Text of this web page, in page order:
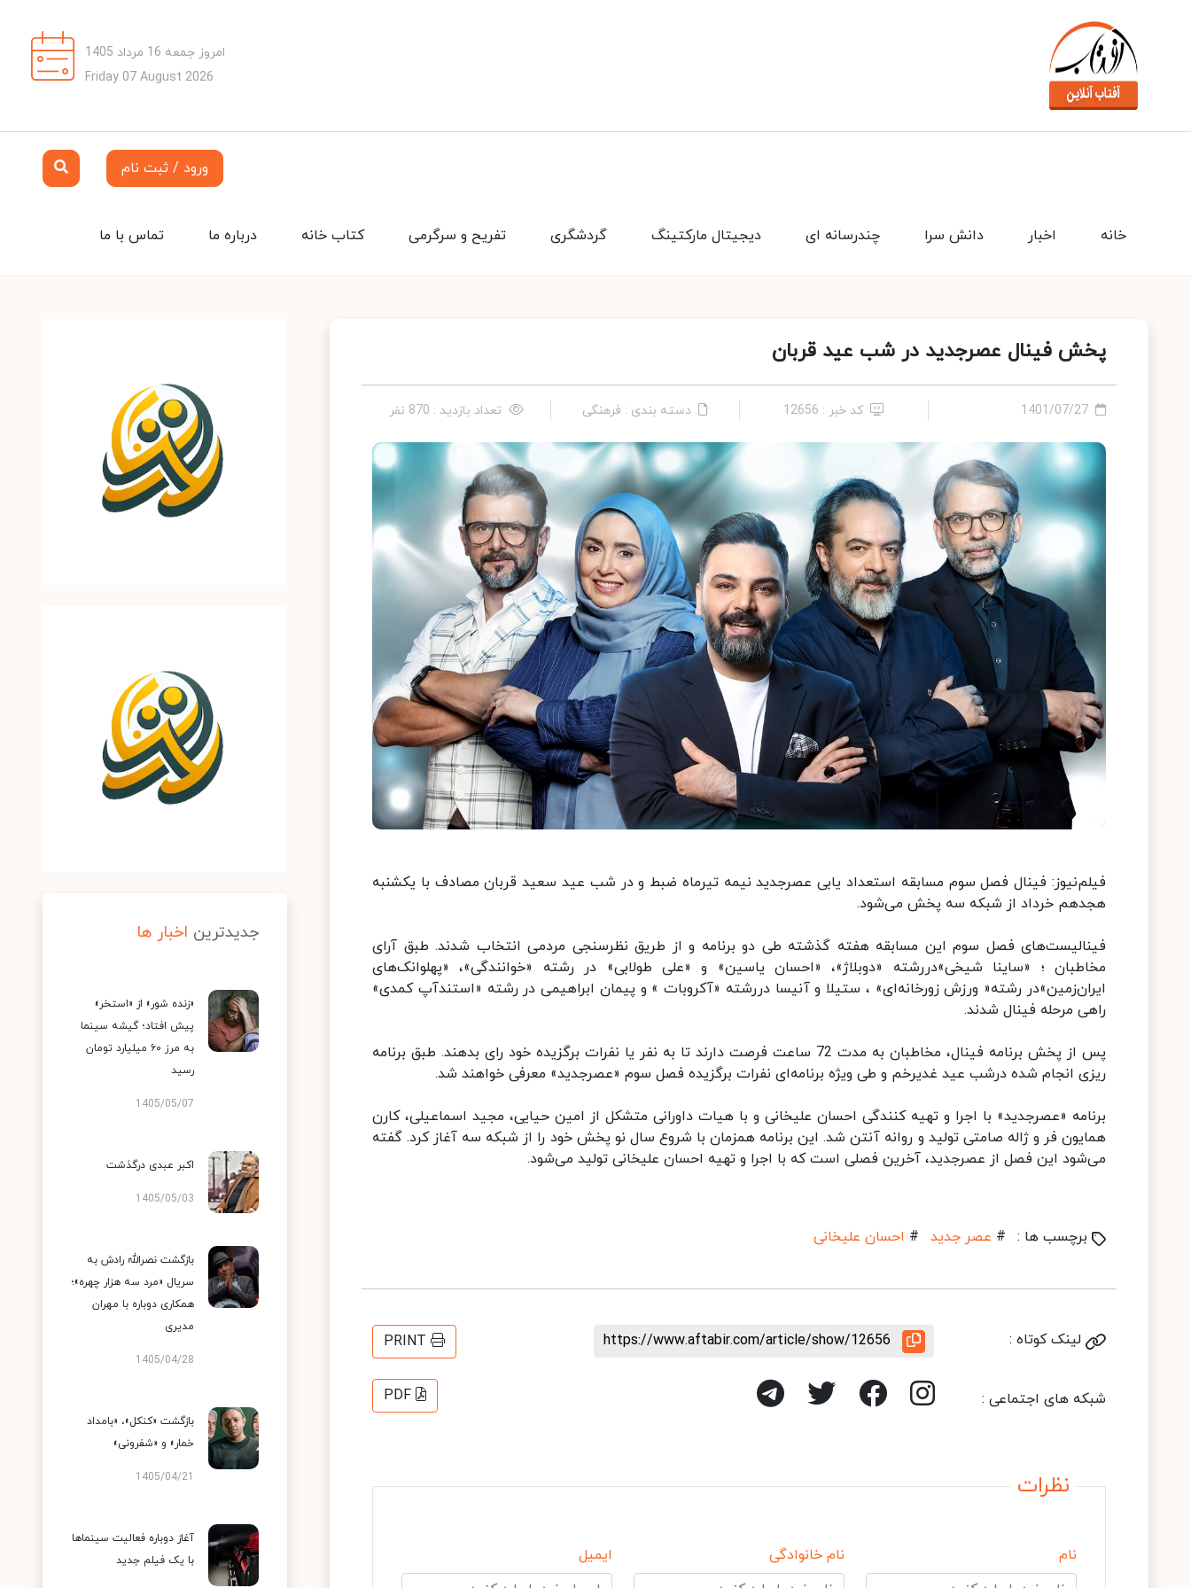
امروز جمعه 16 مرداد 1405
Friday 07 August 2026
ورود / ثبت نام
تماس با ما درباره ما کتاب خانه تفریح و سرگرمی گردشگری دیجیتال مارکتینگ چندرسانه ای دانش سرا اخبار خانه
پخش فینال عصرجدید در شب عید قربان
1401/07/27 کد خبر : 12656 دسته بندی : فرهنگی تعداد بازدید : 870 نفر
فیلم‌نیوز: فینال فصل سوم مسابقه استعداد یابی عصرجدید نیمه تیرماه ضبط و در شب عید سعید قربان مصادف با یکشنبه
هجدهم خرداد از شبکه سه پخش می‌شود.
فینالیست‌های فصل سوم این مسابقه هفته گذشته طی دو برنامه و از طریق نظرسنجی مردمی انتخاب شدند. طبق آرای
مخاطبان ؛ «ساینا شیخی»دررشته «دوبلاژ»، «احسان یاسین» و «علی طولابی» در رشته «خوانندگی»، «پهلوانک‌های
ایران‌زمین»در رشته« ورزش زورخانه‌ای» ، ستیلا و آنیسا دررشته «آکروبات » و پیمان ابراهیمی در رشته «استندآپ کمدی»
راهی مرحله فینال شدند.
پس از پخش برنامه فینال، مخاطبان به مدت 72 ساعت فرصت دارند تا به نفر یا نفرات برگزیده خود رای بدهند. طبق برنامه
ریزی انجام شده درشب عید غدیرخم و طی ویژه برنامه‌ای نفرات برگزیده فصل سوم «عصرجدید» معرفی خواهند شد.
برنامه «عصرجدید» با اجرا و تهیه کنندگی احسان علیخانی و با هیات داورانی متشکل از امین حیایی، مجید اسماعیلی، کارن
همایون فر و ژاله صامتی تولید و روانه آنتن شد. این برنامه همزمان با شروع سال نو پخش خود را از شبکه سه آغاز کرد. گفته
می‌شود این فصل از عصرجدید، آخرین فصلی است که با اجرا و تهیه احسان علیخانی تولید می‌شود.
برچسب ها : # عصر جدید # احسان علیخانی
لینک کوتاه : https://www.aftabir.com/article/show/12656
PRINT
شبکه های اجتماعی : PDF
نظرات
نام نام خانوادگی ایمیل
جدیدترین اخبار ها
«زنده شور» از «استخر»
پیش افتاد؛ گیشه سینما
به مرز ۶۰ میلیارد تومان
رسید
1405/05/07
اکبر عبدی درگذشت
1405/05/03
بازگشت نصرالله رادش به
سریال «مرد سه هزار چهره»؛
همکاری دوباره با مهران
مدیری
1405/04/28
بازگشت «کنکل»، «بامداد
خمار» و «شفرونی»
1405/04/21
آغاز دوباره فعالیت سینماها
با یک فیلم جدید